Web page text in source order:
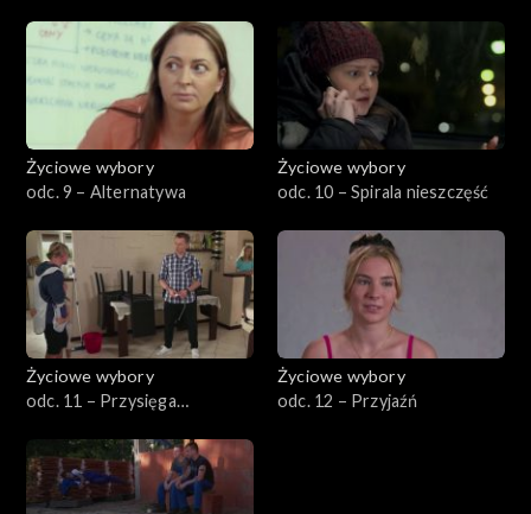
Życiowe wybory
odc. 9 – Alternatywa
Życiowe wybory
odc. 10 – Spirala nieszczęść
Życiowe wybory
odc. 11 – Przysięga
Życiowe wybory
odc. 12 – Przyjaźń